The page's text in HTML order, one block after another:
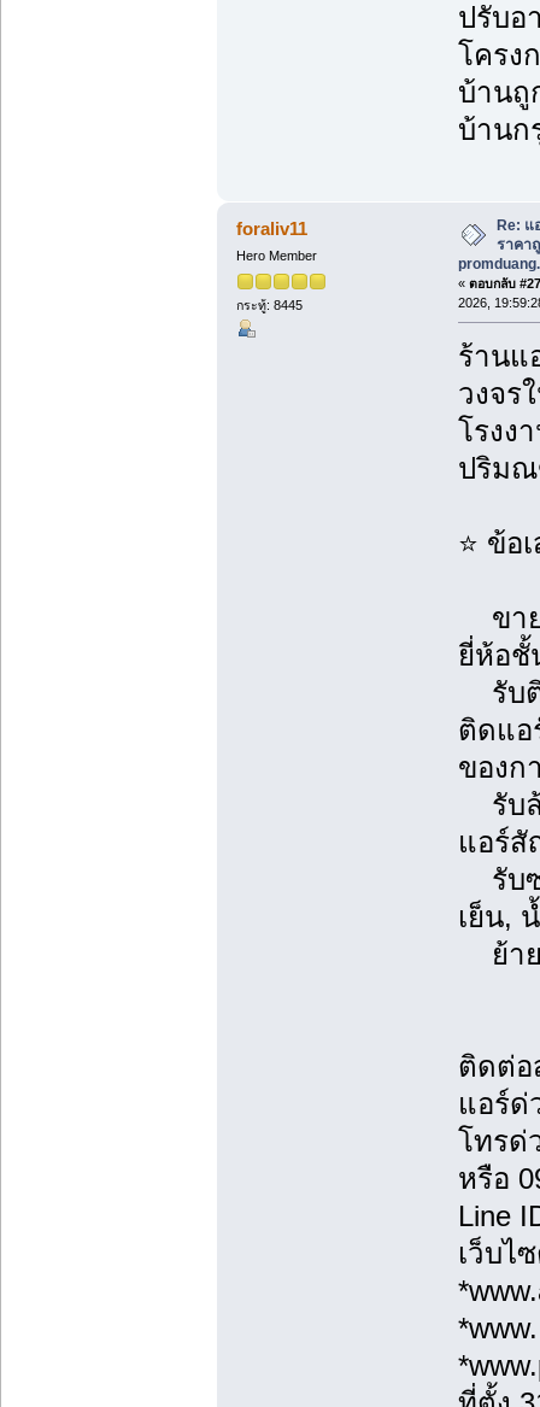
ปรับอ
โครง
บ้านถู
บ้านก
foraliv11
Hero Member
กระทู้: 8445
Re:
ราคา
« ตอบกลับ
2026,
ร้านแ
วงจร
โรงง
ปริม
⭐ ข้อ
ขาย
ยี่ห้อชั้
รับติ
ติดแอ
ของก
รับล้
แอร์สั
รับซ่
เย็น,
ย้าย
ติดต่อ
แอร์ด่
โทรด่
หรือ
Line
เว็บไ